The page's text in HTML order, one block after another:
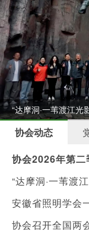
“达摩洞·一苇渡江
协会动态
协会2026年第二
安徽省照明学会
协会召开全国两